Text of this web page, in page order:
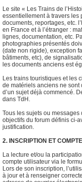
Le site « Les Trains de
essentiellement à travers les
documents, reportages, etc.
en France et à l’étranger :
lignes, documentation, etc.
photographies présentés
(date non rigide), exception
bâtiments, etc), de
les documents anciens est
Les trains touristiques et les
de matériels anciens ne
d’un sujet déjà commencé.
dans TdH.
Tous les sujets ou
objectifs du forum définis ci-
justification.
2. INSCRIPTION ET
La lecture et/ou la
compte utilisateur via le
Lors de son inscription,
à jour et à renseigner